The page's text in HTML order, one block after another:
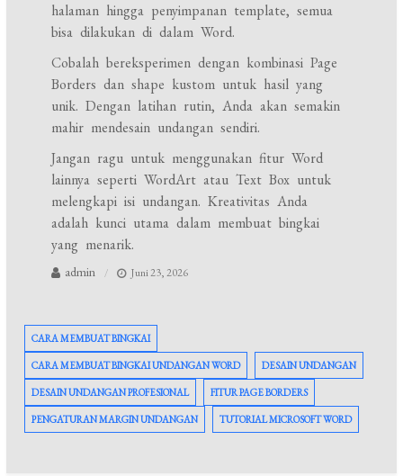
halaman hingga penyimpanan template, semua
bisa dilakukan di dalam Word.
Cobalah bereksperimen dengan kombinasi Page
Borders dan shape kustom untuk hasil yang
unik. Dengan latihan rutin, Anda akan semakin
mahir mendesain undangan sendiri.
Jangan ragu untuk menggunakan fitur Word
lainnya seperti WordArt atau Text Box untuk
melengkapi isi undangan. Kreativitas Anda
adalah kunci utama dalam membuat bingkai
yang menarik.
admin Juni 23, 2026
CARA MEMBUAT BINGKAI
CARA MEMBUAT BINGKAI UNDANGAN WORD DESAIN UNDANGAN
DESAIN UNDANGAN PROFESIONAL FITUR PAGE BORDERS
PENGATURAN MARGIN UNDANGAN TUTORIAL MICROSOFT WORD